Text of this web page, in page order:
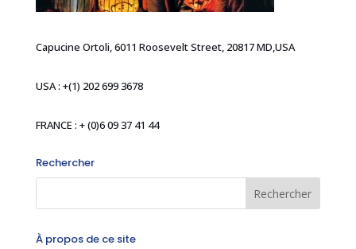
Capucine Ortoli, 6011 Roosevelt Street, 20817 MD,USA
USA : +(1) 202 699 3678
FRANCE : + (0)6 09 37 41 44
Rechercher
À propos de ce site